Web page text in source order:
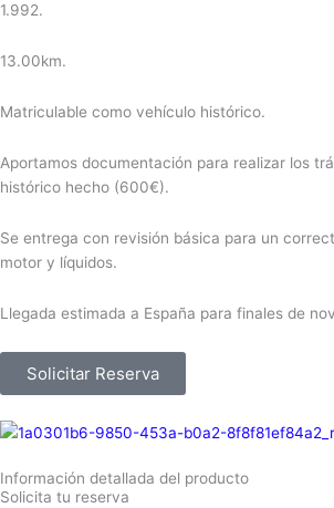
1.992.
13.00km.
Matriculable como vehículo histórico.
Aportamos documentación para realizar los
histórico hecho (600€).
Se entrega con revisión básica para un
motor y líquidos.
Llegada estimada a España para finales de
Solicitar Reserva
Información detallada del producto
Solicita tu reserva